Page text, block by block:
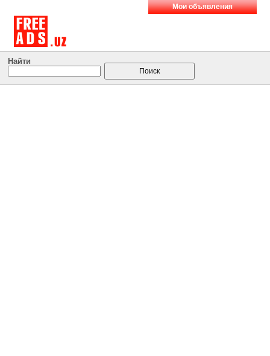
Мои объявления
Найти